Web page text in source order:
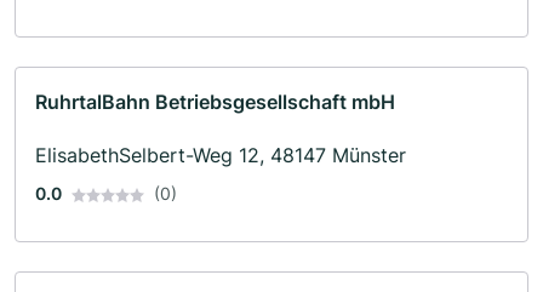
RuhrtalBahn Betriebsgesellschaft mbH
ElisabethSelbert-Weg 12, 48147 Münster
0.0 (0)